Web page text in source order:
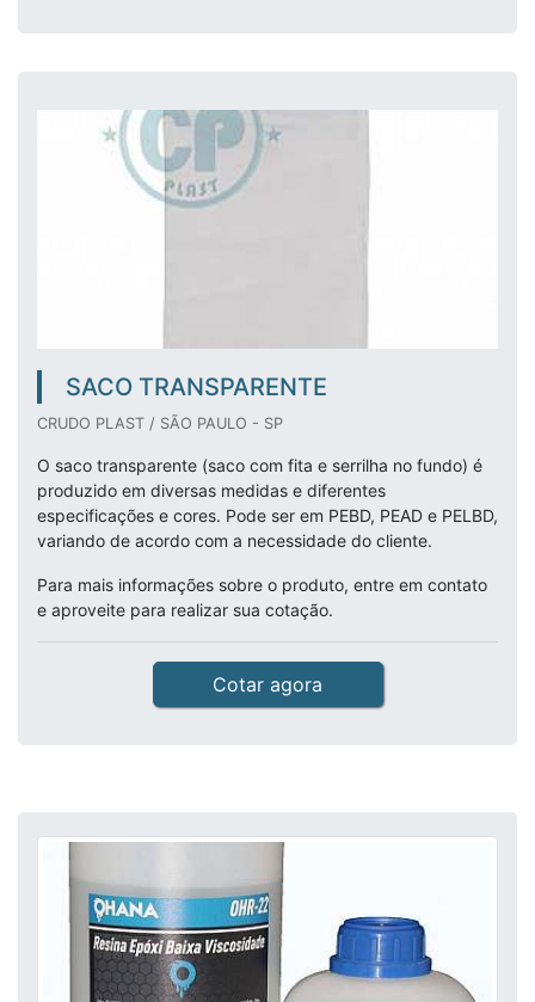
SACO TRANSPARENTE
CRUDO PLAST / SÃO PAULO - SP
O saco transparente (saco com fita e serrilha no fundo) é
produzido em diversas medidas e diferentes
especificações e cores. Pode ser em PEBD, PEAD e PELBD,
variando de acordo com a necessidade do cliente.
Para mais informações sobre o produto, entre em contato
e aproveite para realizar sua cotação.
Cotar agora